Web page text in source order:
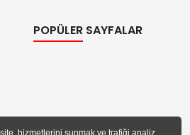
POPÜLER SAYFALAR